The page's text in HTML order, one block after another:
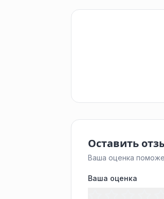
Оставить
Ваша оценка
Ваша оценка